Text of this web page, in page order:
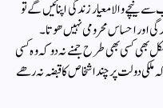
والا معیار زندگی اپنائیں گے تو
اور احساس محرومی نہیں ھوتا۔
بھی کسی بھی طرح جمنے نہ دو کہ وہ کسی
دولت پر چند اشخاص کا قبضہ نہ رھے